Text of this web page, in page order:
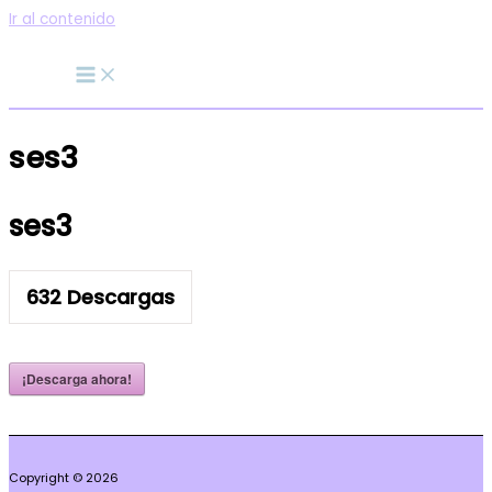
Ir al contenido
ses3
ses3
632 Descargas
¡Descarga ahora!
Copyright © 2026